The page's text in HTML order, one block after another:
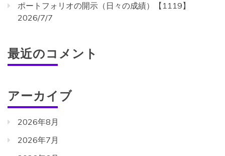
ポートフォリオの開示（日々の成績）【1119】
2026/7/7
最近のコメント
アーカイブ
2026年8月
2026年7月